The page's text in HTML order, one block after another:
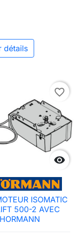
détails

favorite_border
ISOMATIC
500-2 AVEC